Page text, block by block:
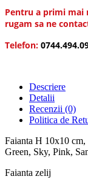
Pentru a primi mai
rugam sa ne
Telefon:
Descriere
Detalii
Recenzii (0)
Politica de
Faianta H 10x10
Green, Sky, Pink,
Faianta zelij